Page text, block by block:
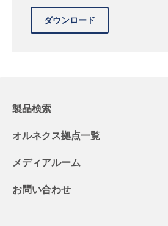
製品検索
オルネクス拠点一覧
メディアルーム
お問い合わせ